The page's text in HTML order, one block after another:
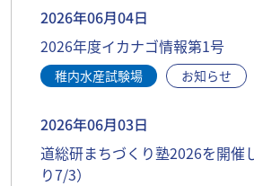
2026年06月04日
2026年度イカナゴ情報第1号
稚内水産試験場 お知らせ
2026年06月03日
道総研まちづくり塾2026を開催
り7/3）